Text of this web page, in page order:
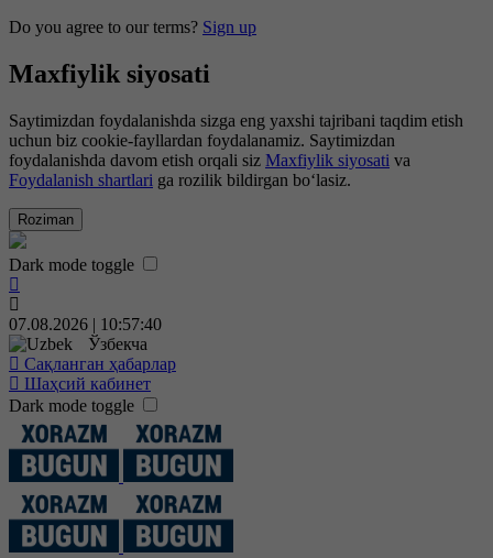
Do you agree to our terms? Sign up
Maxfiylik siyosati
Saytimizdan foydalanishda sizga eng yaxshi tajribani taqdim etish
uchun biz cookie-fayllardan foydalanamiz. Saytimizdan
foydalanishda davom etish orqali siz Maxfiylik siyosati va
Foydalanish shartlari ga rozilik bildirgan bo‘lasiz.
Roziman
Dark mode toggle
07.08.2026 | 10:57:40
Ўзбекча
Сақланган ҳабарлар
Шаҳсий кабинет
Dark mode toggle